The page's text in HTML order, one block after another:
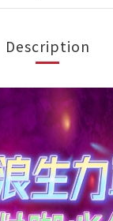
Description